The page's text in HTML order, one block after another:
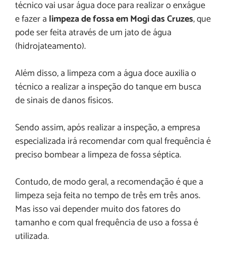
técnico vai usar água doce para realizar o enxágue
e fazer a limpeza de fossa em Mogi das Cruzes, que
pode ser feita através de um jato de água
(hidrojateamento).
Além disso, a limpeza com a água doce auxilia o
técnico a realizar a inspeção do tanque em busca
de sinais de danos físicos.
Sendo assim, após realizar a inspeção, a empresa
especializada irá recomendar com qual frequência é
preciso bombear a limpeza de fossa séptica.
Contudo, de modo geral, a recomendação é que a
limpeza seja feita no tempo de três em três anos.
Mas isso vai depender muito dos fatores do
tamanho e com qual frequência de uso a fossa é
utilizada.